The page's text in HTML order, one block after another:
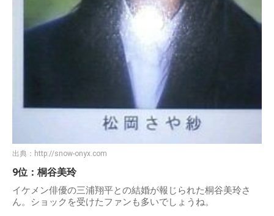
出典： http://snow-onyx.com
9位：桐谷美玲
イケメン俳優の三浦翔平との結婚が報じられた桐谷美玲さ
ん。ショックを受けたファンも多いでしょうね。